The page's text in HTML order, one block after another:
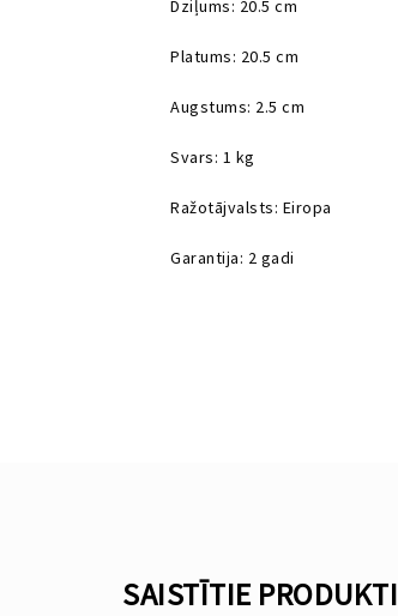
Dziļums: 20.5 cm
Platums: 20.5 cm
Augstums: 2.5 cm
Svars: 1 kg
Ražotājvalsts: Eiropa
Garantija: 2 gadi
SAISTĪTIE PRODUKTI